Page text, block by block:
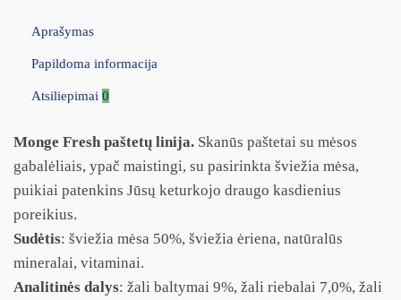
Aprašymas
Papildoma informacija
Atsiliepimai 0
Monge Fresh paštetų linija. Skanūs paštetai su mėsos
gabalėliais, ypač maistingi, su pasirinkta šviežia mėsa,
puikiai patenkins Jūsų keturkojo draugo kasdienius
poreikius.
Sudėtis: šviežia mėsa 50%, šviežia ėriena, natūralūs
mineralai, vitaminai.
Analitinės dalys: žali baltymai 9%, žali riebalai 7,0%, žali